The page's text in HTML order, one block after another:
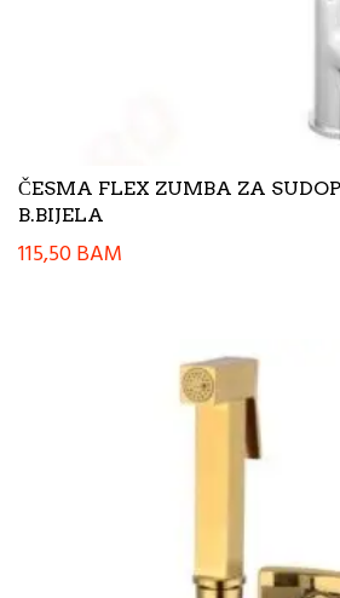
ČESMA FLEX ZUMBA ZA
B.BIJELA
115,50BAM